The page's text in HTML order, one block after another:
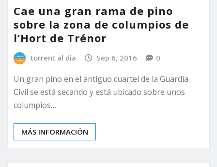
Cae una gran rama de pino
sobre la zona de columpios de
l’Hort de Trénor
torrent al dia Sep 6, 2016 0
Un gran pino en el antiguo cuartel de la Guardia
Civil se está secando y está ubicado sobre unos
columpios…
MÁS INFORMACIÓN